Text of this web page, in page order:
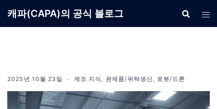
캐파(CAPA)의 공식 블로그
2025년 10월 23일 제조 지식 , 완제품/위탁생산, 로봇/드론